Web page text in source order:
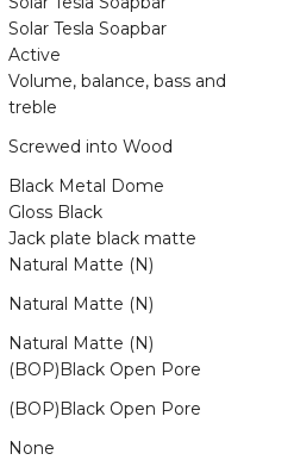
Solar Tesla Soapbar
Active
Volume, balance, bass and
treble
Screwed into Wood
Black Metal Dome
Gloss Black
Jack plate black matte
Natural Matte (N)
Natural Matte (N)
Natural Matte (N)
(BOP)Black Open Pore
(BOP)Black Open Pore
None